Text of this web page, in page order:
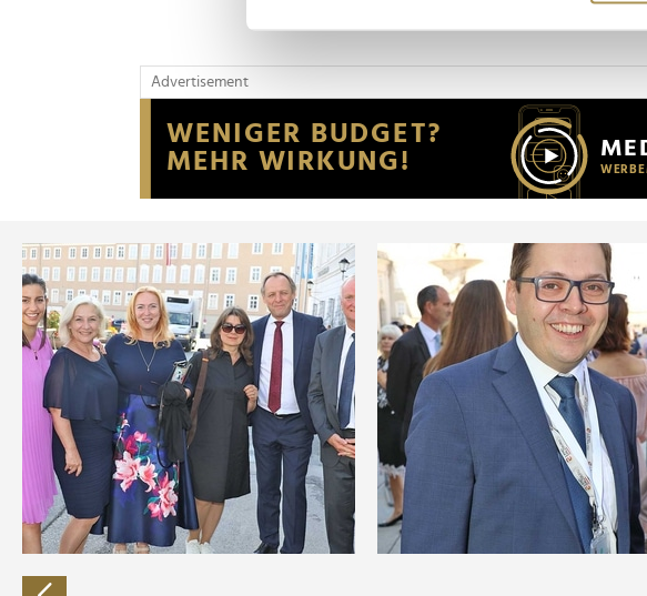
Wir verwenden Cookies, um Inhalte und
Website an unsere Partner für soziale Medien,
möglicherweise mit weiteren Daten zusammen,
der Dienste gesammelt haben.
Advertisement